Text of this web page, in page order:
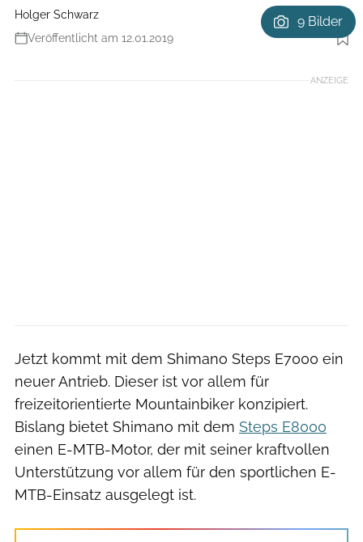
Holger Schwarz
Veröffentlicht am 12.01.2019
Foto: Irmo Keizer
9 Bilder
ANZEIGE
Jetzt kommt mit dem Shimano Steps E7000 ein
neuer Antrieb. Dieser ist vor allem für
freizeitorientierte Mountainbiker konzipiert.
Bislang bietet Shimano mit dem Steps E8000
einen E-MTB-Motor, der mit seiner kraftvollen
Unterstützung vor allem für den sportlichen E-
MTB-Einsatz ausgelegt ist.